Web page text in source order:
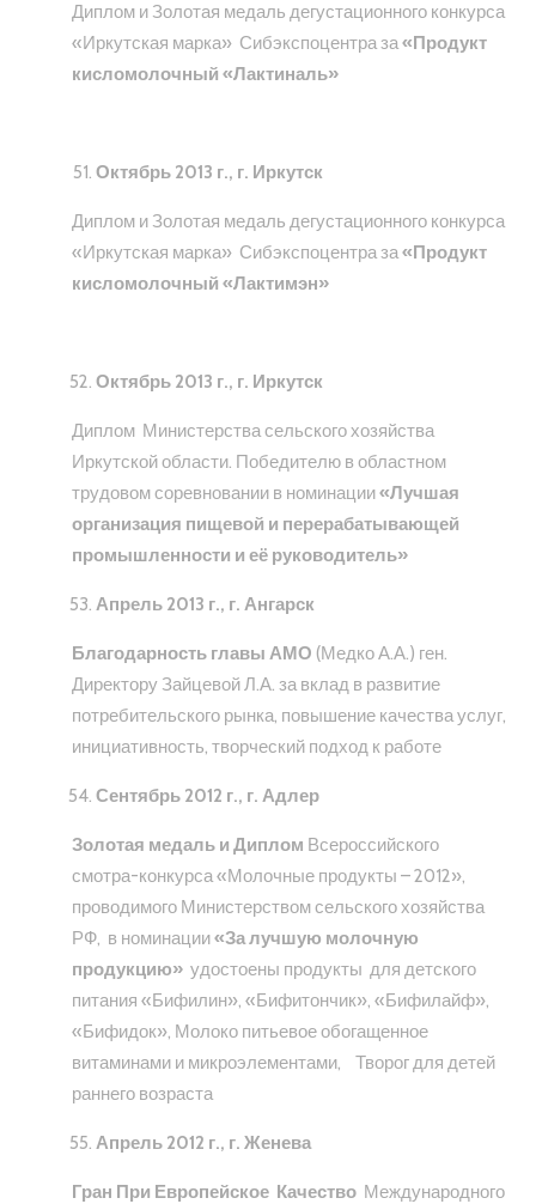
Диплом и Золотая медаль дегустационного конкурса
«Иркутская марка» Сибэкспоцентра за«Продукт
кисломолочный «Лактиналь»
Октябрь 2013 г., г. Иркутск
Диплом и Золотая медаль дегустационного конкурса
«Иркутская марка» Сибэкспоцентра за«Продукт
кисломолочный «Лактимэн»
Октябрь 2013 г., г. Иркутск
Диплом Министерства сельского хозяйства
Иркутской области. Победителю в областном
трудовом соревновании в номинации«Лучшая
организация пищевой и перерабатывающей
промышленности и её руководитель»
Апрель 2013 г., г. Ангарск
Благодарность главы АМО (Медко А.А.) ген.
Директору Зайцевой Л.А. за вклад в развитие
потребительского рынка, повышение качества услуг,
инициативность, творческий подход к работе
Сентябрь 2012 г., г. Адлер
Золотая медаль и Диплом Всероссийского
смотра-конкурса «Молочные продукты – 2012»,
проводимого Министерством сельского хозяйства
РФ, в номинации«За лучшую молочную
продукцию» удостоены продукты для детского
питания «Бифилин», «Бифитончик», «Бифилайф»,
«Бифидок», Молоко питьевое обогащенное
витаминами и микроэлементами, Творог для детей
раннего возраста
Апрель 2012 г., г. Женева
Гран При Европейское Качество Международного